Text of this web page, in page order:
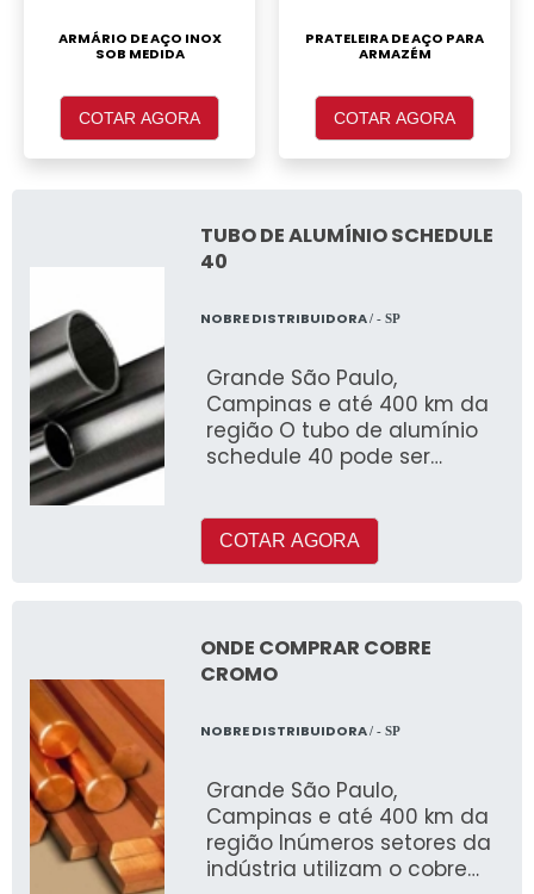
ARMÁRIO DE AÇO INOX
SOB MEDIDA
COTAR AGORA
PRATELEIRA DE AÇO PARA
ARMAZÉM
COTAR AGORA
TUBO DE ALUMÍNIO SCHEDULE
40
NOBRE DISTRIBUIDORA/ - SP
Grande São Paulo,
Campinas e até 400 km da
região O tubo de alumínio
schedule 40 pode ser
COTAR AGORA
ONDE COMPRAR COBRE
CROMO
NOBRE DISTRIBUIDORA/ - SP
Grande São Paulo,
Campinas e até 400 km da
região Inúmeros setores da
indústria utilizam o cobre